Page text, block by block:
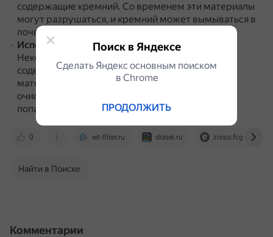
содержащие кремний. Со временем эти материалы
могут разрушаться, и кремний может вымываться в
почву и грунтовые воды.
Использование систем фильтрации воды
Некоторые системы фильтрации воды могут
содержать кремний в качестве фильтрующего
материала.
Если такой фильтр используется для
очистки воды из скважины, то кремний может
попасть в питьевую воду.
0 wt-filter.ru diasel.ru zniso.fcgie.ru
Найти в Поиске
Комментарии
Поиск в Яндексе
Сделать Яндекс основным поиском
в Сhrome
ПРОДОЛЖИТЬ